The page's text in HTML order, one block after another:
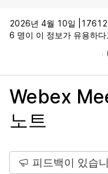
2026년 4월 10일 |
17612
6 명이 이 정보가 유용하
Webex
노트
피드백이 있습